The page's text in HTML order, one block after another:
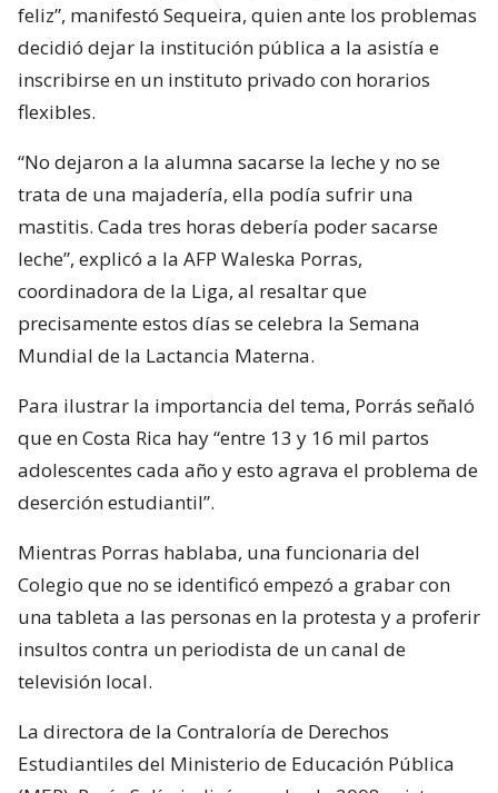
feliz”, manifestó Sequeira, quien ante los problemas
decidió dejar la institución pública a la asistía e
inscribirse en un instituto privado con horarios
flexibles.
“No dejaron a la alumna sacarse la leche y no se
trata de una majadería, ella podía sufrir una
mastitis. Cada tres horas debería poder sacarse
leche”, explicó a la AFP Waleska Porras,
coordinadora de la Liga, al resaltar que
precisamente estos días se celebra la Semana
Mundial de la Lactancia Materna.
Para ilustrar la importancia del tema, Porrás señaló
que en Costa Rica hay “entre 13 y 16 mil partos
adolescentes cada año y esto agrava el problema de
deserción estudiantil”.
Mientras Porras hablaba, una funcionaria del
Colegio que no se identificó empezó a grabar con
una tableta a las personas en la protesta y a proferir
insultos contra un periodista de un canal de
televisión local.
La directora de la Contraloría de Derechos
Estudiantiles del Ministerio de Educación Pública